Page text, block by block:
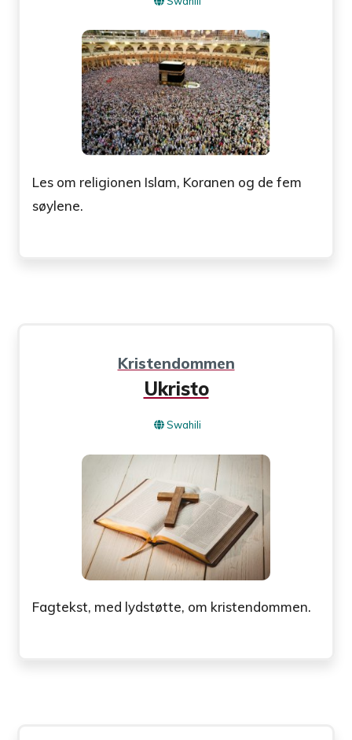
Les om religionen Islam, Koranen og de fem
søylene.
Kristendommen
Ukristo
Swahili
Fagtekst, med lydstøtte, om kristendommen.